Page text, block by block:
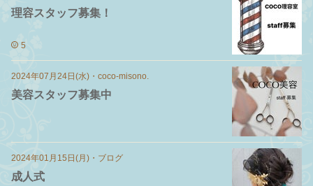
理容スタッフ募集！
5
2024年07月24日(水) ・ coco-misono.
美容スタッフ募集中
2024年01月15日(月) ・ ブログ
成人式